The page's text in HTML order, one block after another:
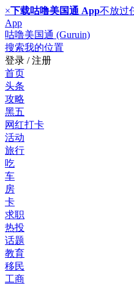
×下载咕噜美国通 App不放过
App
咕噜美国通 (Guruin)
搜索我的位置
登录 / 注册
首页
头条
攻略
黑五
网红打卡
活动
旅行
吃
车
房
卡
求职
热投
话题
教育
移民
工商